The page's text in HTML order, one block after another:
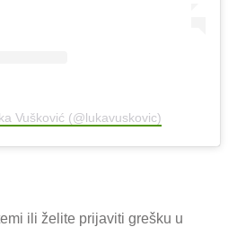
Vušković (@lukavuskovic)
ili želite prijaviti grešku u